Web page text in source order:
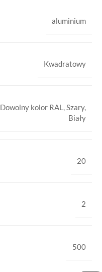
aluminium
Kwadratowy
Dowolny kolor RAL Szary,
Biały
20
2
500